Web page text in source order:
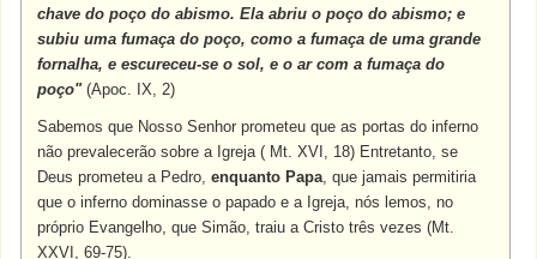
chave do poço do abismo. Ela abriu o poço do abismo; e
subiu uma fumaça do poço, como a fumaça de uma grande
fornalha, e escureceu-se o sol, e o ar com a fumaça do
poço" (Apoc. IX, 2)
Sabemos que Nosso Senhor prometeu que as portas do inferno
não prevalecerão sobre a Igreja ( Mt. XVI, 18) Entretanto, se
Deus prometeu a Pedro, enquanto Papa, que jamais permitiria
que o inferno dominasse o papado e a Igreja, nós lemos, no
próprio Evangelho, que Simão, traiu a Cristo três vezes (Mt.
XXVI, 69-75).